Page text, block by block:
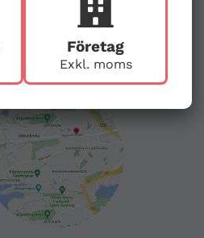
Företag
Exkl. moms